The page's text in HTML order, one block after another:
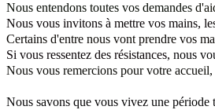
Nous entendons toutes vos demandes
Nous vous invitons à mettre vos mains,
Certains d'entre nous vont prendre vos
Si vous ressentez des résistances, nous
Nous vous remercions pour votre
Nous savons que vous vivez une